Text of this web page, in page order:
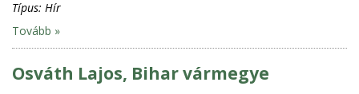
Típus: Hír
Tovább »
Osváth Lajos, Bihar vármegye